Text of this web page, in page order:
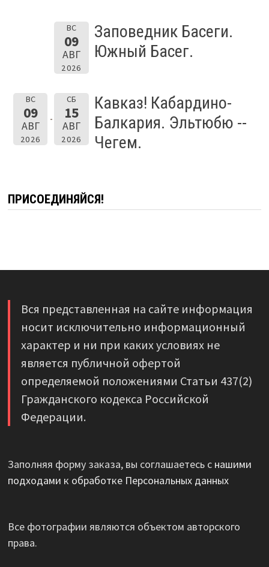
ВС
09
АВГ
2026
Заповедник Басеги.
Южный Басег.
ВС
09
АВГ
2026
СБ
15
АВГ
2026
Кавказ! Кабардино-
Балкария. Эльтюбю --
Чегем.
ПРИСОЕДИНЯЙСЯ!
Вся представленная на сайте информация
носит исключительно информационный
характер и ни при каких условиях не
является публичной офертой
определяемой положениями Статьи 437(2)
Гражданского кодекса Российской
Федерации.
Заполняя форму заказа, вы соглашаетесь с нашими
подходами к обработке Персональных данных
Все фотографии являются объектом авторского
права.